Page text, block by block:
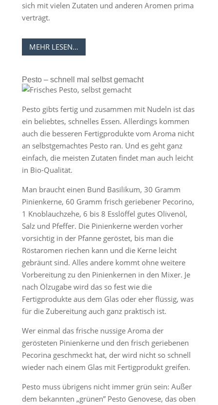
sich mit vielen Zutaten und anderen Aromen prima
verträgt.
MEHR LESEN…
Pesto – schnell mal selbst gemacht
Pesto gibts fertig und zusammen mit Nudeln ist das
ein beliebtes, schnelles Essen. Allerdings kommen
auch die besseren Fertigprodukte vom Aroma nicht
an selbstgemachtes Pesto ran. Und es geht ganz
einfach, die meisten Zutaten findet man auch leicht
in Bio-Qualität.
Man braucht einen Bund Basilikum, 30 Gramm
Pinienkerne, 60 Gramm frisch geriebener Pecorino,
1 Knoblauchzehe, 6 bis 8 Esslöffel gutes Olivenöl,
Salz und Pfeffer. Die Pinienkerne werden vorher
vorsichtig in der Pfanne geröstet, bis man die
Röstaromen riechen kann und die Kerne leicht
gebräunt sind. Alles andere kommt ohne weitere
Vorbereitung zu den Pinienkernen in den Mixer. Je
nach Ölzugabe wird das so fest wie die
Fertigprodukte aus dem Glas oder eher flüssig, was
für die Zubereitung auch ganz praktisch ist.
Wer einmal das frische nussige Aroma der
gerösteten Pinienkerne und den frisch geriebenen
Pecorina geschmeckt hat, der wird nicht so schnell
wieder nach einem Glas mit Fertigprodukt greifen.
Pesto muss übrigens nicht immer grün sein: Außer
dem bekannten „grünen” Pesto Genovese, das oben